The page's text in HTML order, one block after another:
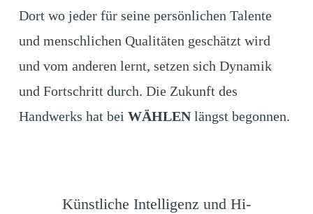
Dort wo jeder für seine persönlichen Talente
und menschlichen Qualitäten geschätzt wird
und vom anderen lernt, setzen sich Dynamik
und Fortschritt durch. Die Zukunft des
Handwerks hat bei WÄHLENlängst begonnen.
Künstliche Intelligenz und Hi-